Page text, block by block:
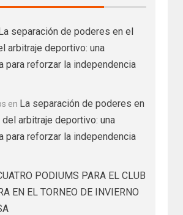
separación de poderes en el
arbitraje deportivo: una
para reforzar la independencia
en La separación de poderes en
arbitraje deportivo: una
para reforzar la independencia
PODIUMS PARA EL CLUB
EN EL TORNEO DE INVIERNO